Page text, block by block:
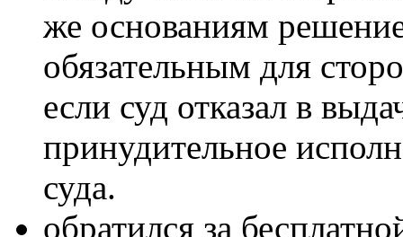
же основаниям
обязательным для
если суд отказал в
принудительное
суда.
обратился за